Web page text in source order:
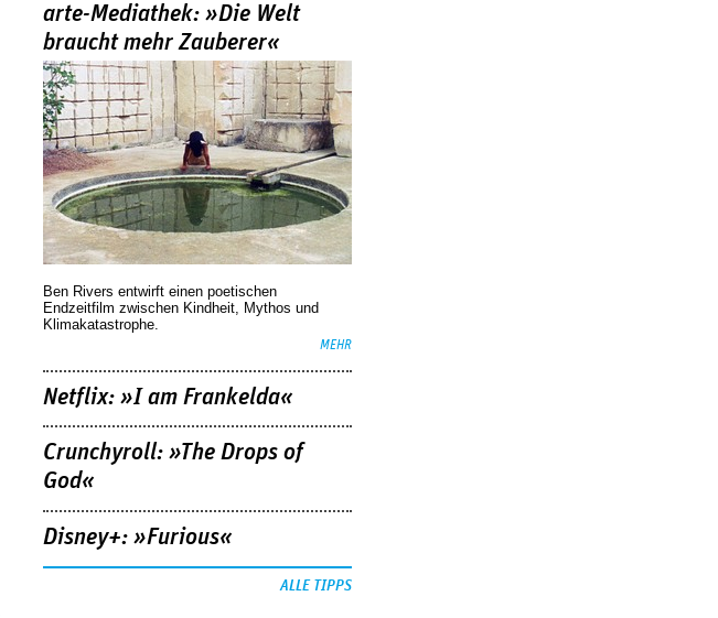
arte-Mediathek: »Die Welt
braucht mehr Zauberer«
Ben Rivers entwirft einen poetischen
Endzeitfilm zwischen Kindheit, Mythos und
Klimakatastrophe.
MEHR
Netflix: »I am Frankelda«
Crunchyroll: »The Drops of
God«
Disney+: »Furious«
ALLE TIPPS